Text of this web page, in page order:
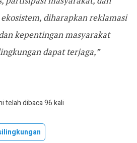
diharapkan reklamasi
kepentingan masyarakat
dapat terjaga,”
telah dibaca 96 kali